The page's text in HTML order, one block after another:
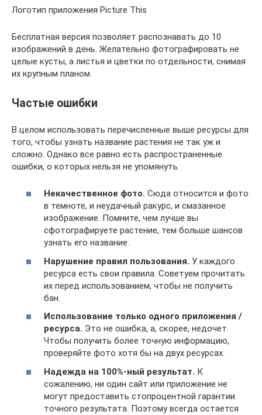
Логотип приложения Picture This
Бесплатная версия позволяет распознавать до 10
изображений в день. Желательно фотографировать не
целые кусты, а листья и цветки по отдельности, снимая
их крупным планом.
Частые ошибки
В целом использовать перечисленные выше ресурсы для
того, чтобы узнать название растения не так уж и
сложно. Однако все равно есть распространенные
ошибки, о которых нельзя не упомянуть.
Некачественное фото. Сюда относится и фото
в темноте, и неудачный ракурс, и смазанное
изображение. Помните, чем лучше вы
сфотографируете растение, тем больше шансов
узнать его название.
Нарушение правил пользования. У каждого
ресурса есть свои правила. Советуем прочитать
их перед использованием, чтобы не получить
бан.
Использование только одного приложения /
ресурса. Это не ошибка, а, скорее, недочет.
Чтобы получить более точную информацию,
проверяйте фото хотя бы на двух ресурсах.
Надежда на 100%-ный результат. К
сожалению, ни один сайт или приложение не
могут предоставить стопроцентной гарантии
точного результата. Поэтому всегда остается